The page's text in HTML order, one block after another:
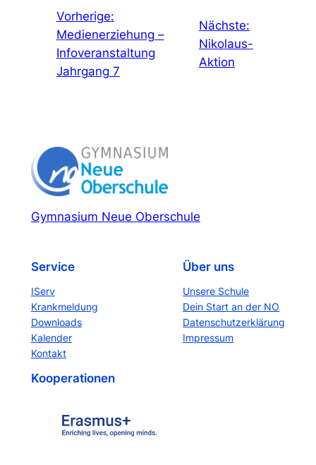
Vorherige:
Medienerziehung –
Infoveranstaltung
Jahrgang 7
Nächste:
Nikolaus-
Aktion
Gymnasium Neue Oberschule
Service
IServ
Krankmeldung
Downloads
Kalender
Kontakt
Über uns
Unsere Schule
Dein Start an der NO
Datenschutzerklärung
Impressum
Kooperationen